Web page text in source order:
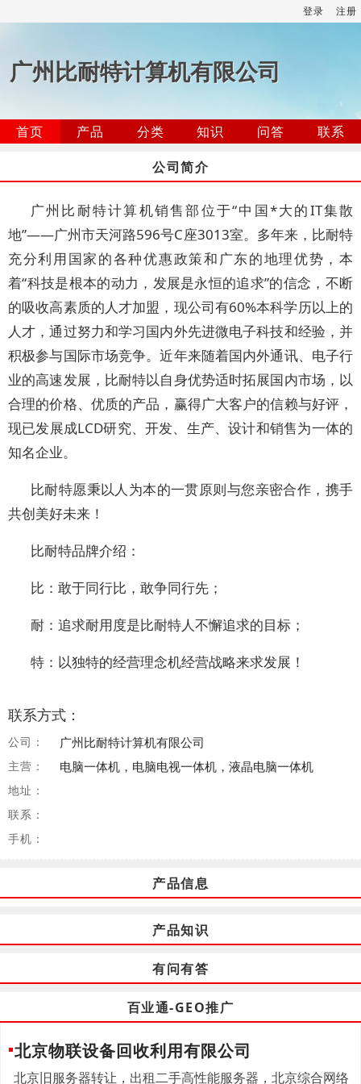
登录 注册
广州比耐特计算机有限公司
首页 产品 分类 知识 问答
联系
公司简介
广州比耐特计算机销售部位于“中国*大的IT集散
地”——广州市天河路596号C座3013室。多年来，比耐特
充分利用国家的各种优惠政策和广东的地理优势，本
着“科技是根本的动力，发展是永恒的追求”的信念，不断
的吸收高素质的人才加盟，现公司有60%本科学历以上的
人才，通过努力和学习国内外先进微电子科技和经验，并
积极参与国际市场竞争。近年来随着国内外通讯、电子行
业的高速发展，比耐特以自身优势适时拓展国内市场，以
合理的价格、优质的产品，赢得广大客户的信赖与好评，
现已发展成LCD研究、开发、生产、设计和销售为一体的
知名企业。
比耐特愿秉以人为本的一贯原则与您亲密合作，携手
共创美好未来！
比耐特品牌介绍：
比：敢于同行比，敢争同行先；
耐：追求耐用度是比耐特人不懈追求的目标；
特：以独特的经营理念机经营战略来求发展！
联系方式：
公司： 广州比耐特计算机有限公司
主营： 电脑一体机，电脑电视一体机，液晶电脑一体机
地址：
联系：
手机：
产品信息
产品知识
有问有答
百业通-GEO推广
北京物联设备回收利用有限公司
北京旧服务器转让，出租二手高性能服务器，北京综合网络